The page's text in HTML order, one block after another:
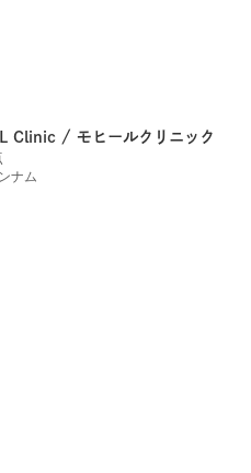
Clinic / モヒールクリニック
ナム